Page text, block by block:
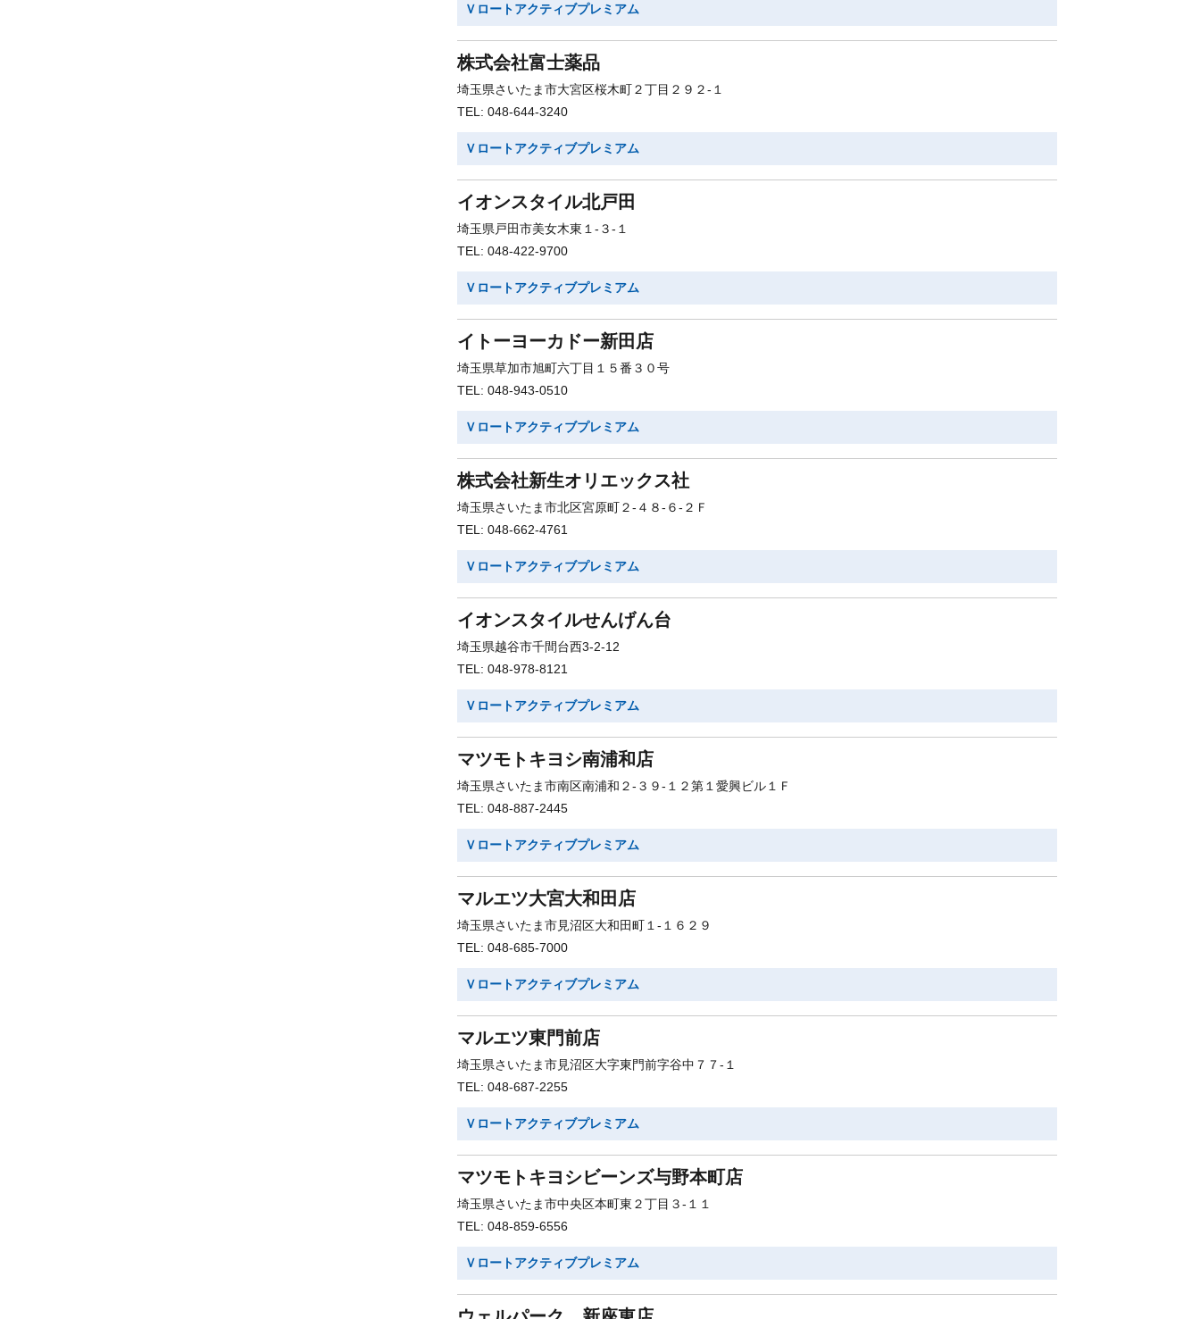
Ｖロートアクティブプレミアム
株式会社富士薬品
埼玉県さいたま市大宮区桜木町２丁目２９２-１
TEL: 048-644-3240
Ｖロートアクティブプレミアム
イオンスタイル北戸田
埼玉県戸田市美女木東１-３-１
TEL: 048-422-9700
Ｖロートアクティブプレミアム
イトーヨーカドー新田店
埼玉県草加市旭町六丁目１５番３０号
TEL: 048-943-0510
Ｖロートアクティブプレミアム
株式会社新生オリエックス社
埼玉県さいたま市北区宮原町２-４８-６-２Ｆ
TEL: 048-662-4761
Ｖロートアクティブプレミアム
イオンスタイルせんげん台
埼玉県越谷市千間台西3-2-12
TEL: 048-978-8121
Ｖロートアクティブプレミアム
マツモトキヨシ南浦和店
埼玉県さいたま市南区南浦和２-３９-１２第１愛興ビル１Ｆ
TEL: 048-887-2445
Ｖロートアクティブプレミアム
マルエツ大宮大和田店
埼玉県さいたま市見沼区大和田町１-１６２９
TEL: 048-685-7000
Ｖロートアクティブプレミアム
マルエツ東門前店
埼玉県さいたま市見沼区大字東門前字谷中７７-１
TEL: 048-687-2255
Ｖロートアクティブプレミアム
マツモトキヨシビーンズ与野本町店
埼玉県さいたま市中央区本町東２丁目３-１１
TEL: 048-859-6556
Ｖロートアクティブプレミアム